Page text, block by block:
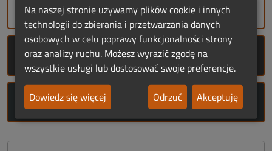
DODAJ NEKROLOG
ROCZNICE ŚMIERCI
ROCZNICE URODZIN
Na naszej stronie używamy plików cookie i innych
technologii do zbierania i przetwarzania danych
osobowych w celu poprawy funkcjonalności strony
oraz analizy ruchu. Możesz wyrazić zgodę na
wszystkie usługi lub dostosować swoje preferencje.
Dowiedz się więcej
Odrzuć Akceptuję